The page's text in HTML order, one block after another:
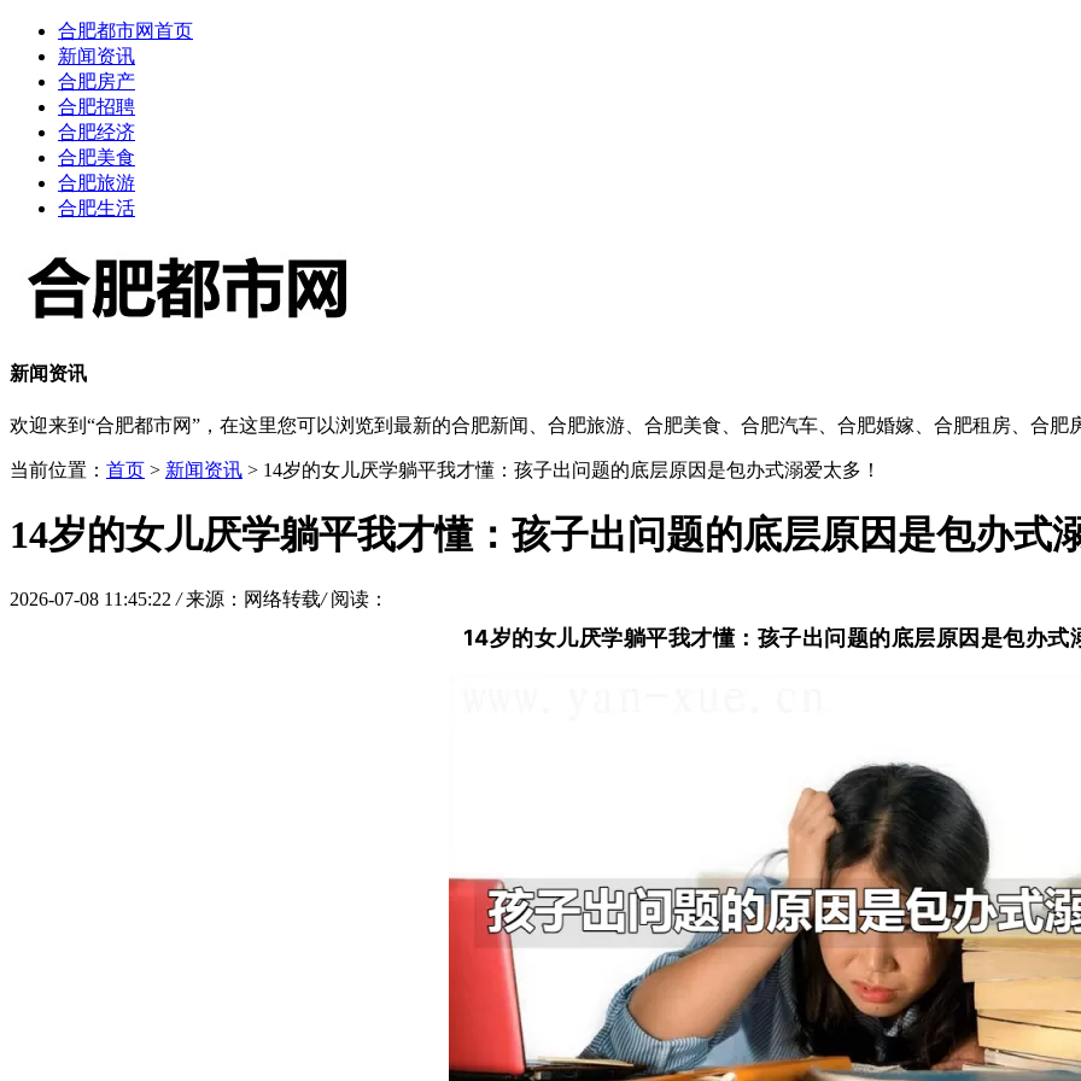
合肥都市网首页
新闻资讯
合肥房产
合肥招聘
合肥经济
合肥美食
合肥旅游
合肥生活
新闻资讯
欢迎来到“合肥都市网”，在这里您可以浏览到最新的合肥新闻、合肥旅游、合肥美食、合肥汽车、合肥婚嫁、合肥租房、合
当前位置： 首页 > 新闻资讯 > 14岁的女儿厌学躺平我才懂：孩子出问题的底层原因是包办式溺爱太多！
14岁的女儿厌学躺平我才懂：孩子出问题的底层原因是包办式
2026-07-08 11:45:22/ 来源：网络转载/ 阅读：
14岁的女儿厌学躺平我才懂：孩子出问题的底层原因是包办式